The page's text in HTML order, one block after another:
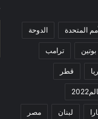
المتحدة الدوحة
بوتين ترامب
قطر
لبنان مصر